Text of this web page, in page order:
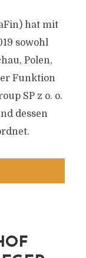
hat mit
sowohl
Polen,
Funktion
SP z o. o.
dessen